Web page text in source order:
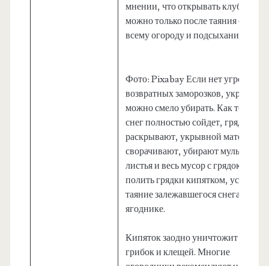
мнении, что открывать клубнику
можно только после таяния снега
всему огороду и подсыхания
Фото: Pixabay Если нет угрозы
возвратных заморозков, укрытие
можно смело убирать. Как только
снег полностью сойдет, грядку
раскрывают, укрывной материал
сворачивают, убирают мульчу,
листья и весь мусор с грядок.
полить грядки кипятком, ускорив
таяние залежавшегося снега в
ягоднике.
Кипяток заодно уничтожит
грибок и клещей. Многие